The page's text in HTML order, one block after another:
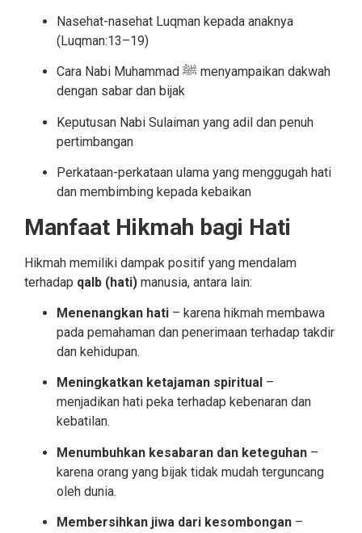
Nasehat-nasehat Luqman kepada anaknya
(Luqman:13–19)
Cara Nabi Muhammad ﷺ menyampaikan dakwah
dengan sabar dan bijak
Keputusan Nabi Sulaiman yang adil dan penuh
pertimbangan
Perkataan-perkataan ulama yang menggugah hati
dan membimbing kepada kebaikan
Manfaat Hikmah bagi Hati
Hikmah memiliki dampak positif yang mendalam
terhadap qalb (hati) manusia, antara lain:
Menenangkan hati – karena hikmah membawa
pada pemahaman dan penerimaan terhadap takdir
dan kehidupan.
Meningkatkan ketajaman spiritual –
menjadikan hati peka terhadap kebenaran dan
kebatilan.
Menumbuhkan kesabaran dan keteguhan –
karena orang yang bijak tidak mudah terguncang
oleh dunia.
Membersihkan jiwa dari kesombongan –